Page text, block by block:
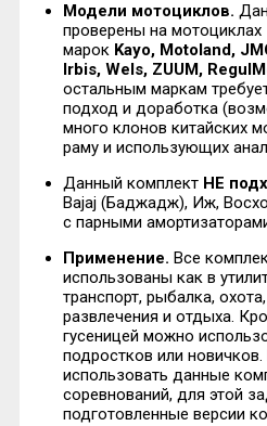
Модели мотоциклов.
проверены на мотоциклах
марок Kayo, Motoland,
Irbis, Wels, ZUUM,
остальным маркам
подход и доработка
много клонов китайских
раму и использующих
Данный комплект НЕ
Bajaj (Баджадж), Иж,
с парными
Применение. Все
использованы как в
транспорт, рыбалка,
развлечения и отдыха.
гусеницей можно
подростков или
использовать данные
соревнований, для этой
подготовленные версии